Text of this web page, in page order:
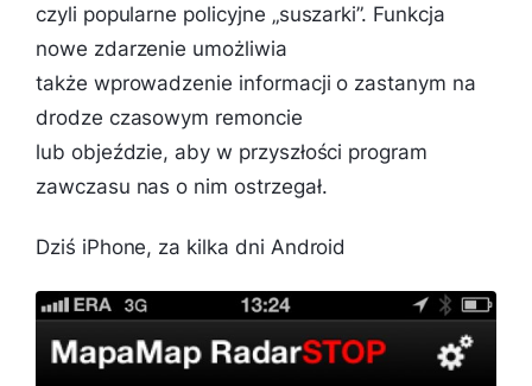
czyli popularne policyjne „suszarki”. Funkcja
nowe zdarzenie umożliwia
także wprowadzenie informacji o zastanym na
drodze czasowym remoncie
lub objeździe, aby w przyszłości program
zawczasu nas o nim ostrzegał.
Dziś iPhone, za kilka dni Android